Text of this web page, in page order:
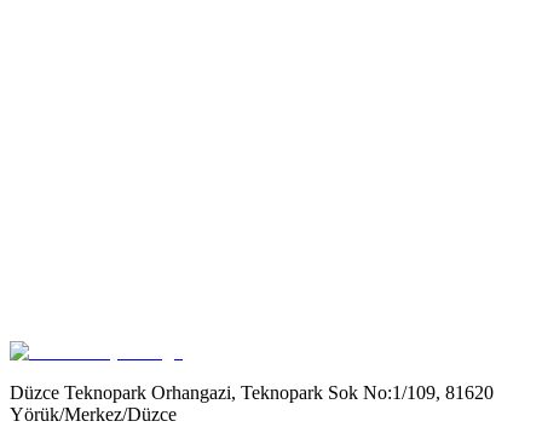
Google Play
Düzce Teknopark Orhangazi, Teknopark Sok No:1/109, 81620
Yörük/Merkez/Düzce